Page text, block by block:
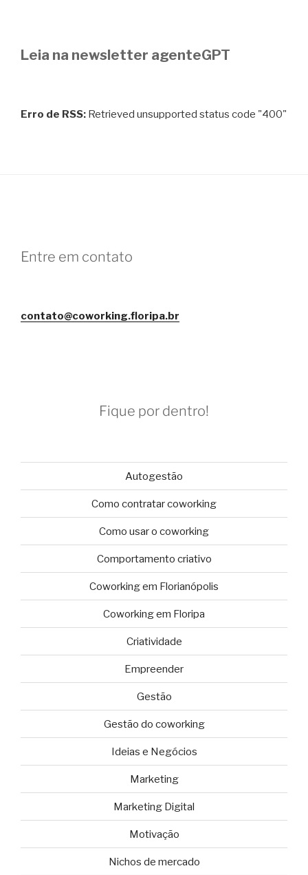
Leia na newsletter agenteGPT
Erro de RSS: Retrieved unsupported status code "400"
Entre em contato
contato@coworking.floripa.br
Fique por dentro!
Autogestão
Como contratar coworking
Como usar o coworking
Comportamento criativo
Coworking em Florianópolis
Coworking em Floripa
Criatividade
Empreender
Gestão
Gestão do coworking
Ideias e Negócios
Marketing
Marketing Digital
Motivação
Nichos de mercado